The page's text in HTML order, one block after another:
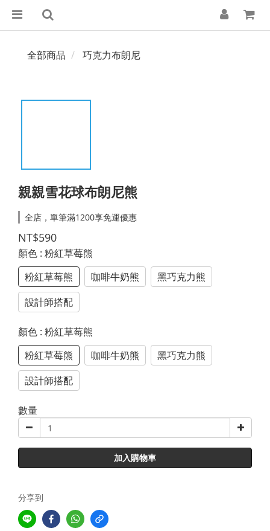
全部商品 巧克力布朗尼
親親雪花球布朗尼熊
全店，單筆滿1200享免運優惠
NT$590
顏色 : 粉紅草莓熊
粉紅草莓熊
咖啡牛奶熊
黑巧克力熊
設計師搭配
顏色 : 粉紅草莓熊
粉紅草莓熊
咖啡牛奶熊
黑巧克力熊
設計師搭配
數量
加入購物車
分享到